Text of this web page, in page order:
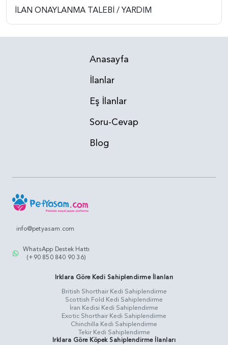
İLAN ONAYLANMA TALEBİ / YARDIM
Anasayfa
İlanlar
Eş İlanlar
Soru-Cevap
Blog
info@petyasam.com
WhatsApp Destek Hattı
(+90 850 840 90 36)
Irklara Göre Kedi Sahiplendirme İlanları
British Shorthair Kedi Sahiplendirme
Scottish Fold Kedi Sahiplendirme
İran Kedisi Kedi Sahiplendirme
Exotic Shorthair Kedi Sahiplendirme
Chinchilla Kedi Sahiplendirme
Tekir Kedi Sahiplendirme
Irklara Göre Köpek Sahiplendirme İlanları